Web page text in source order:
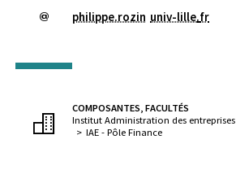
philippe.rozin univ-lille.fr
COMPOSANTES, FACULTÉS
Institut Administration des entreprises
IAE - Pôle Finance